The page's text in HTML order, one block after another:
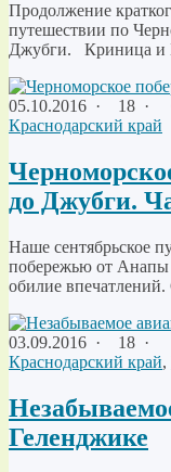
Продолжение
путешествии по
Джубги. Криница и
05.10.2016 · 18 ·
Краснодарский край
до Джубги.
Наше сентябрьское
побережью от Анапы
обилие
03.09.2016 · 18 ·
Краснодарский край,
Геленджике